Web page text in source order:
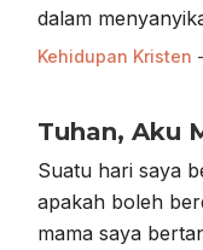
dalam
Kehidupan Kristen -
Tuhan, Aku
Suatu hari saya
apakah boleh
mama saya